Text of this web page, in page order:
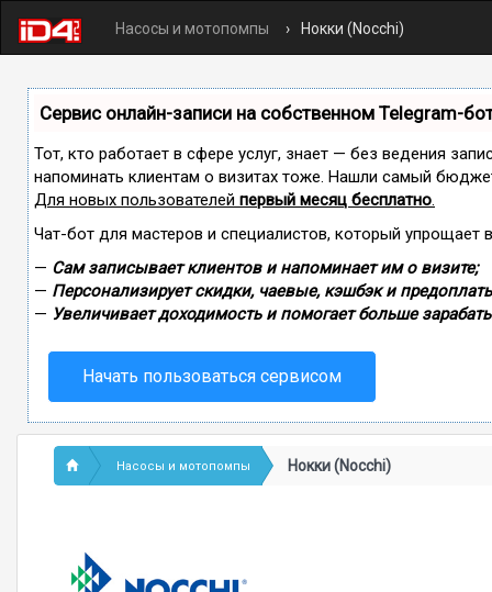
Насосы и мотопомпы Нокки (Nocchi)
Сервис онлайн-записи на собственном Telegram-
Тот, кто работает в сфере услуг, знает — без ведения
напоминать клиентам о визитах тоже. Нашли самый
Для новых пользователей первый месяц бесплатно.
Чат-бот для мастеров и специалистов, который упрощает
— Сам записывает клиентов и напоминает им о визите;
— Персонализирует скидки, чаевые, кэшбэк и
— Увеличивает доходимость и помогает больше
Начать пользоваться сервисом
Насосы и мотопомпы Нокки (Nocchi)